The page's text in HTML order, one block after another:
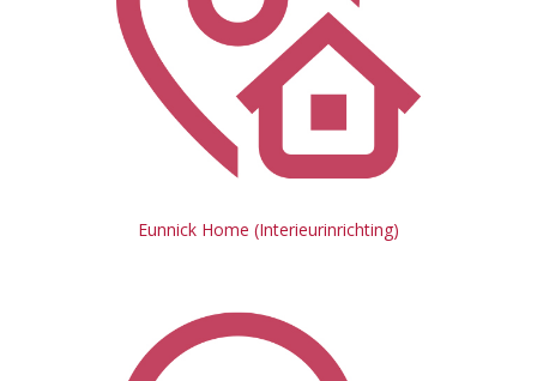
Eunnick Home (Interieurinrichting)